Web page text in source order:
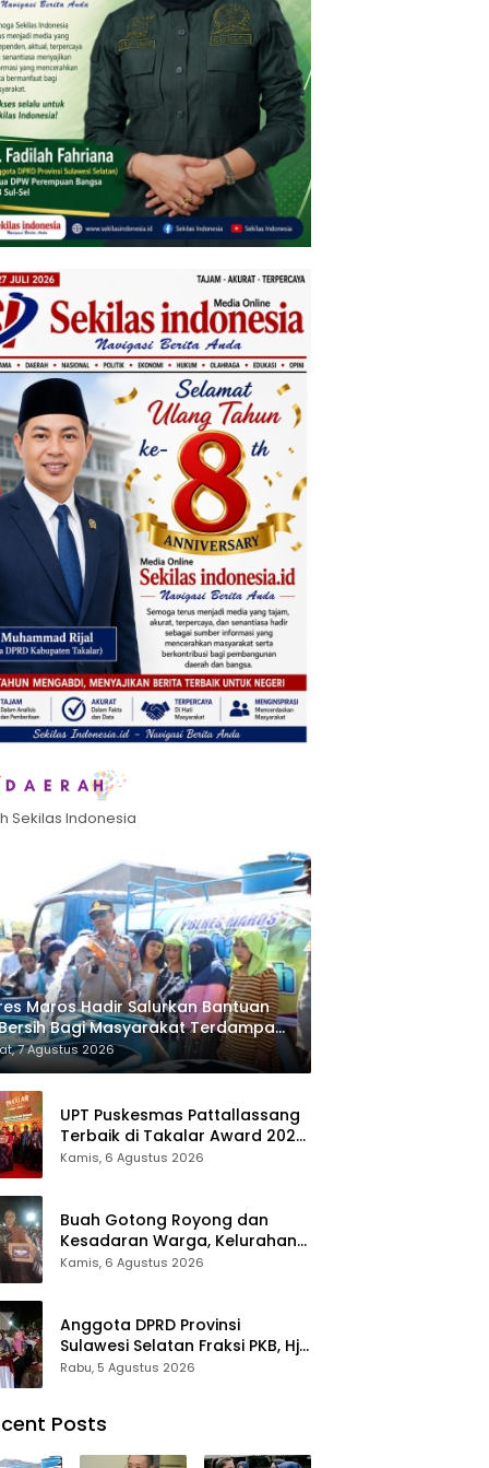
Sekilas Indonesia
Maros Hadir Salurkan Bantuan
Bagi Masyarakat Terdampak
Air Bersih Di Maros
7 Agustus 2026
UPT Puskesmas Pattallassang
Terbaik di Takalar Award 2026,
Bukti Komitmen Hadirkan
Kamis, 6 Agustus 2026
Buah Gotong Royong dan
Kesadaran Warga, Kelurahan
Patte’ne Menjadi Bintang
Kamis, 6 Agustus 2026
Anggota DPRD Provinsi
Sulawesi Selatan Fraksi PKB, Hj.
Fadilah Fahriana Hadiri Dan
Pengabdian Melalui Malam
Apresiasi dan Inovasi Award
Rabu, 5 Agustus 2026
Posts